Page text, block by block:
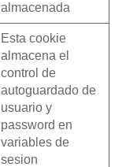
almacenada
Esta cookie
almacena el
control de
autoguardado de
usuario y
password en
variables de
sesion